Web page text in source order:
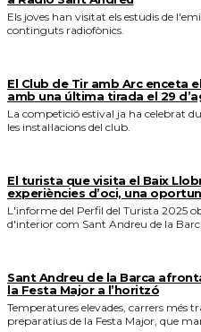
Els joves han visitat els estudis de
continguts radiofònics.
El Club de Tir amb Arc enceta
amb una última tirada el 29
La competició estival ja ha celebrat
les instal·lacions del club.
El turista que visita el Baix
experiències d’oci, una
L'informe del Perfil del Turista 2025
d'interior com Sant Andreu de la
Sant Andreu de la Barca
la Festa Major a l’horitzó
Temperatures elevades, carrers més
preparatius de la Festa Major, que